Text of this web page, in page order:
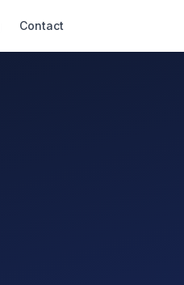
Contact